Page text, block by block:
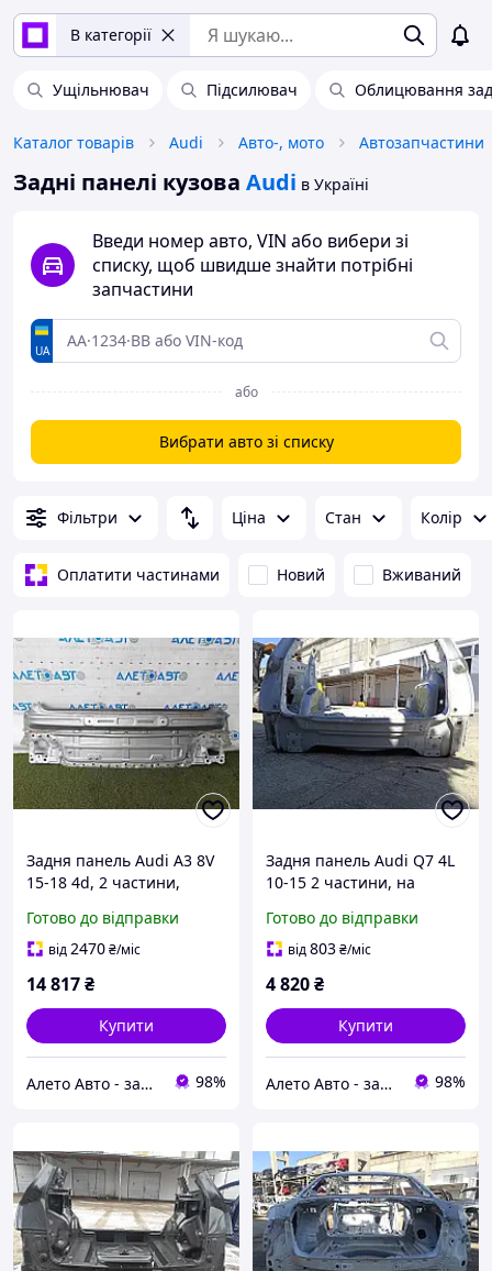
В категорії
Ущільнювач Підсилювач Облицювання
Каталог товарів Audi Авто-, мото Автозапчастини
Задні панелі кузова Audi в Україні
Введи номер авто, VIN або вибери зі
списку, щоб швидше знайти потрібні
запчастини
UA
або
Вибрати авто зі списку
Фільтри Ціна Стан Колір
Оплатити частинами Новий Вживаний
Задня панель Audi A3 8V
15-18 4d, 2 частини,
8V5813331TB
Готово до відправки
від2470₴/міс
14 817₴
Купити
Алето Авто - запчастини на авто зі США 98%
Задня панель Audi Q7 4L
10-15 2 частини, на
Готово до відправки
від803₴/міс
4 820₴
Купити
Алето Авто - запчастини на авто зі США 98%